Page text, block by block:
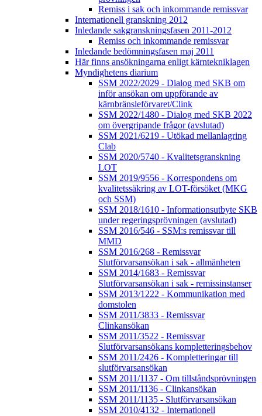
Remiss i sak och inkommande remissvar
Internationell granskning 2012
Inledande sakgranskningsfasen 2011-2012
Remiss och inkommande remissvar
Inledande bedömningsfasen maj 2011
Här finns ansökningarna enligt kärntekniklagen
Myndighetens diarium
SSM 2022/2029 - Dialog med SKB om
inför ansökan om uppförande av
kärnbränsleförvaret/Clink
SSM 2022/1480 - Dialog med SKB 2022
om övergripande frågor (avslutad)
SSM 2021/6219 - Utökad mellanlagring
Clab
SSM 2020/5740 - Kvalitetsgranskning
LOT
SSM 2019/9556 - Korrespondens om
kvalitetssäkring av LOT-försöket (MKG
och SSM)
SSM 2018/1610 - Informationsutbyte SKB
under regeringsprövningen (avslutad)
SSM 2016/546 - SSM:s remissvar till
MMD
SSM 2016/268 - Remissvar
Slutförvarsansökan i sak - allmänheten
SSM 2014/1683 - Remissvar
Slutförvarsansökan i sak - remissinstanser
SSM 2013/1222 - Kommunikation med
domstolen
SSM 2011/3833 - Remissvar
Clinkansökan
SSM 2011/3522 - Remissvar
Slutförvarsansökans kompletteringsbehov
SSM 2011/2426 - Kompletteringar till
slutförvarsansökan
SSM 2011/1137 - Om tillståndsprövningen
SSM 2011/1136 - Clinkansökan
SSM 2011/1135 - Slutförvarsansökan
SSM 2010/4132 - Internationell